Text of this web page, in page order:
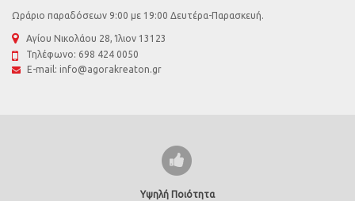
Ωράριο παραδόσεων 9:00 με 19:00 Δευτέρα-Παρασκευή.
Αγίου Νικολάου 28, Ίλιον 13123
Τηλέφωνο: 698 424 0050
E-mail: info@agorakreaton.gr
Υψηλή Ποιότητα